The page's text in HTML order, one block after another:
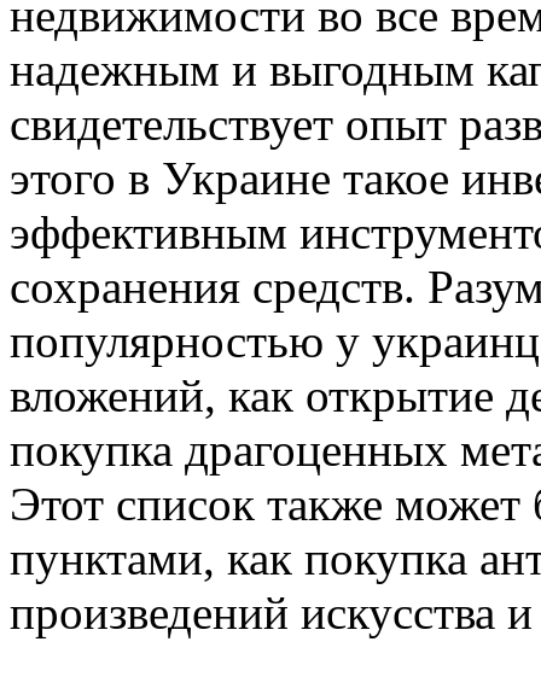
недвижимости во все
надежным и выгодным
свидетельствует опыт
этого в Украине такое
эффективным
сохранения средств.
популярностью у
вложений, как открытие
покупка драгоценных
Этот список также
пунктами, как покупка
произведений искусства